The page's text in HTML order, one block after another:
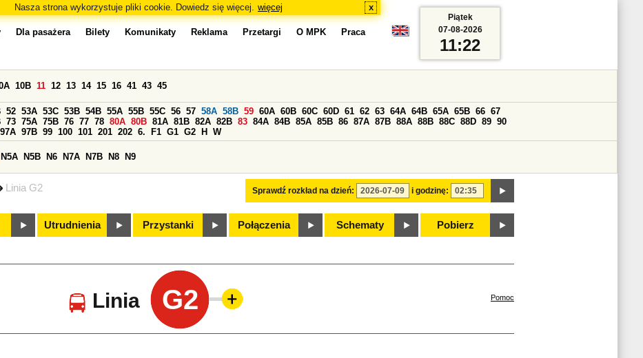
Nasza strona wykorzystuje pliki cookie. Dowiedz się więcej. więcej x
Linia G2
Dla pasażera Bilety Komunikaty Reklama Przetargi O MPK Praca
Sprawdź rozkład na dzień: i godzinę:
10B 11 12 13 14 15 16 41 43 45
52 53A 53C 53B 54B 55A 55B 55C 56 57 58A 58B 59 60A 60B 60C 60D 61 62 63 64A 64B 65A 65B 66 67
73 75A 75B 76 77 78 80A 80B 81A 81B 82A 82B 83 84A 84B 85A 85B 86 87A 87B 88A 88B 88C 88D 89 90
97A 97B 99 100 101 201 202 6. F1 G1 G2 H W
N5A N5B N6 N7A N7B N8 N9
Utrudnienia Przystanki Połączenia Schematy Pobierz
Piątek
07-08-2026
11:22
Linia G2 Pomoc